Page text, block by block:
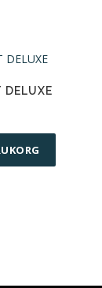
DELUXE